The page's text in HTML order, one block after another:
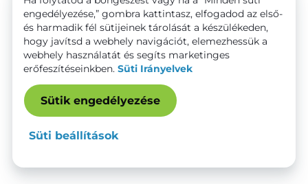
engedélyezése,” gombra kattintasz, elfogadod az első-
és harmadik fél sütijeinek tárolását a készülékeden,
hogy javítsd a webhely navigációt, elemezhessük a
webhely használatát és segíts marketinges
erőfeszítéseinkben. Süti Irányelvek
Sütik engedélyezése
Süti beállítások